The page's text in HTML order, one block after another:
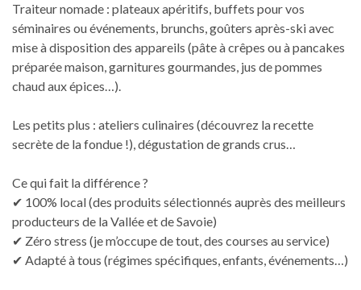
Traiteur nomade : plateaux apéritifs, buffets pour vos
séminaires ou événements, brunchs, goûters après-ski avec
mise à disposition des appareils (pâte à crêpes ou à pancakes
préparée maison, garnitures gourmandes, jus de pommes
chaud aux épices…).
Les petits plus : ateliers culinaires (découvrez la recette
secrète de la fondue !), dégustation de grands crus…
Ce qui fait la différence ?
✔ 100% local (des produits sélectionnés auprès des meilleurs
producteurs de la Vallée et de Savoie)
✔ Zéro stress (je m’occupe de tout, des courses au service)
✔ Adapté à tous (régimes spécifiques, enfants, événements…)